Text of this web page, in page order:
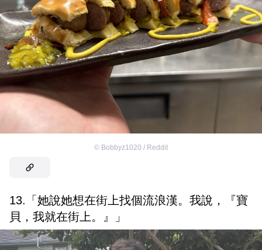
© Bobbyz1020 / Reddit
13.「她說她想在街上找個流浪漢。我說，『寶
貝，我就在街上。』」